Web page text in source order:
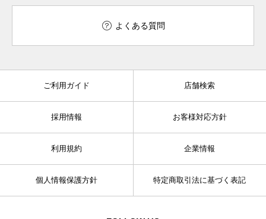
よくある質問
ご利用ガイド 店舗検索
採用情報 お客様対応方針
利用規約 企業情報
個人情報保護方針 特定商取引法に基づく表記